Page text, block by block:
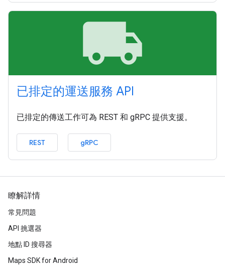
local_shipping
已排定的運送服務 API
已排定的傳送工作可為 REST 和 gRPC 提供支援。
REST gRPC
瞭解詳情
常見問題
API 挑選器
地點 ID 搜尋器
Maps SDK for Android